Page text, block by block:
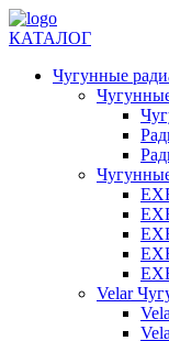
КАТАЛОГ
Чугунные
Velar